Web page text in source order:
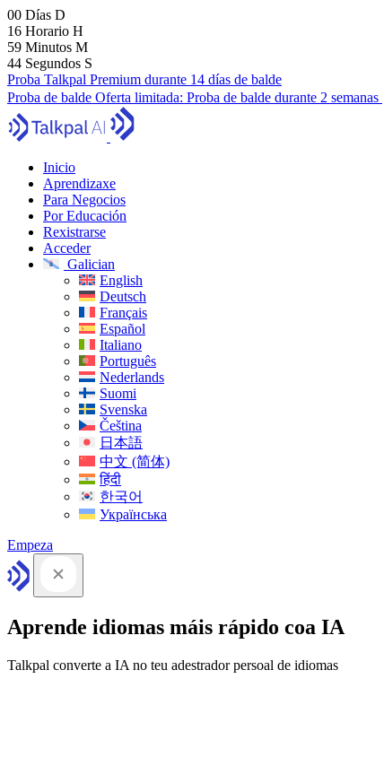
00 Días D
16 Horario H
59 Minutos M
43 Segundos S
Proba Talkpal Premium durante 14 días de balde
Proba de balde Oferta limitada: Proba de balde durante 2 semanas
Inicio
Aprendizaxe
Para Negocios
Por Educación
Rexistrarse
Acceder
Galician
English
Deutsch
Français
Español
Italiano
Português
Nederlands
Suomi
Svenska
Čeština
日本語
中文 (简体)
हिंदी
한국어
Українська
Empeza
Aprende idiomas máis rápido coa IA
Talkpal converte a IA no teu adestrador persoal de idiomas